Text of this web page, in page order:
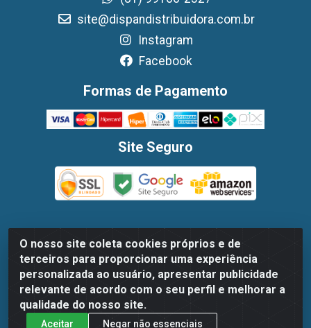
O nosso site coleta cookies próprios e de
terceiros para proporcionar uma experiência
personalizada ao usuário, apresentar publicidade
relevante de acordo com o seu perfil e melhorar a
qualidade do nosso site.
Aceitar Negar não essenciais
site@dispandistribuidora.com.br
Instagram
Facebook
Formas de Pagamento
Site Seguro
Dispan Distribuidora de Alimentos LTDA - Avenida Marechal
Mascarenhas De Moraes, 1048- Imbiribeira, Recife/PE - CEP
51.170-000 - CNPJ 30.779.584/0003-78